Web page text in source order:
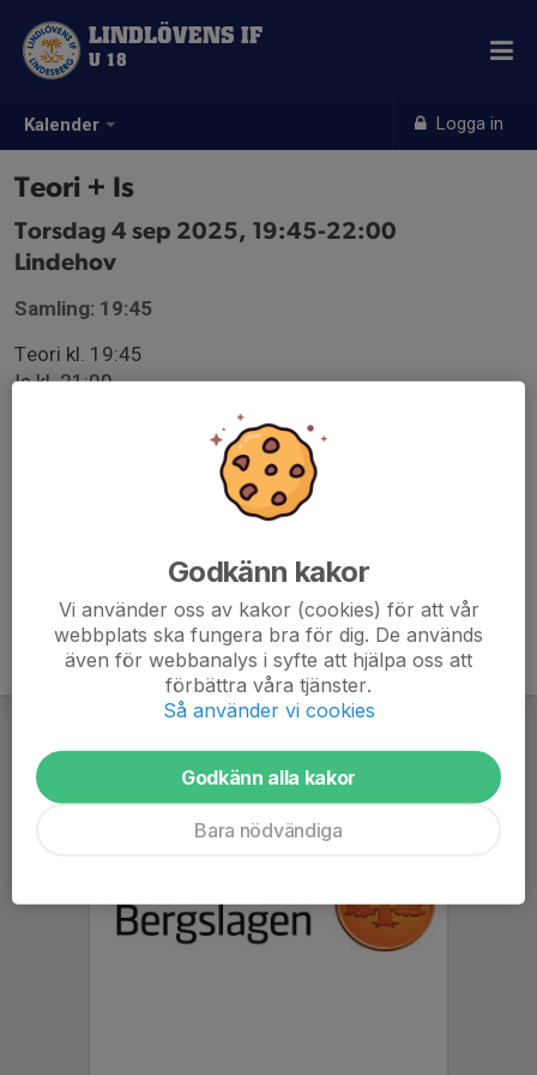
Kalender Logga in
LINDLÖVENS IF
U 18
Teori + Is
Torsdag 4 sep 2025, 19:45-22:00
Lindehov
Samling: 19:45
Teori kl. 19:45
Is kl. 21:00
Godkänn kakor
Vi använder oss av kakor (cookies) för att vår
webbplats ska fungera bra för dig. De används
även för webbanalys i syfte att hjälpa oss att
förbättra våra tjänster.
Så använder vi cookies
Godkänn alla kakor
Bara nödvändiga